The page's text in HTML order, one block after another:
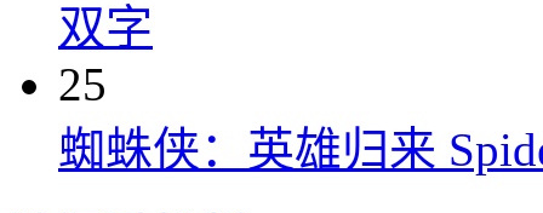
双字
25
蜘蛛侠：英雄归来